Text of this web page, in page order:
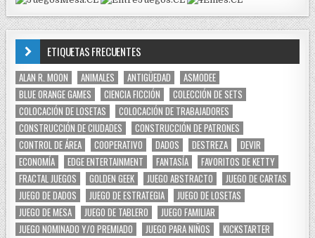
ETIQUETAS FRECUENTES
ALAN R. MOON ANIMALES ANTIGÜEDAD
ASMODEE
BLUE ORANGE GAMES
CIENCIA FICCIÓN
COLECCIÓN DE SETS
COLOCACIÓN DE LOSETAS
COLOCACIÓN DE TRABAJADORES
CONSTRUCCIÓN DE CIUDADES
CONSTRUCCIÓN DE PATRONES
CONTROL DE ÁREA
COOPERATIVO DADOS DESTREZA
DEVIR
ECONOMÍA
EDGE ENTERTAINMENT FANTASÍA
FAVORITOS DE KETTY
FRACTAL JUEGOS
GOLDEN GEEK JUEGO ABSTRACTO
JUEGO DE CARTAS
JUEGO DE DADOS
JUEGO DE ESTRATEGIA
JUEGO DE LOSETAS
JUEGO DE MESA
JUEGO DE TABLERO
JUEGO FAMILIAR
JUEGO NOMINADO Y/O PREMIADO
JUEGO PARA NIÑOS
KICKSTARTER